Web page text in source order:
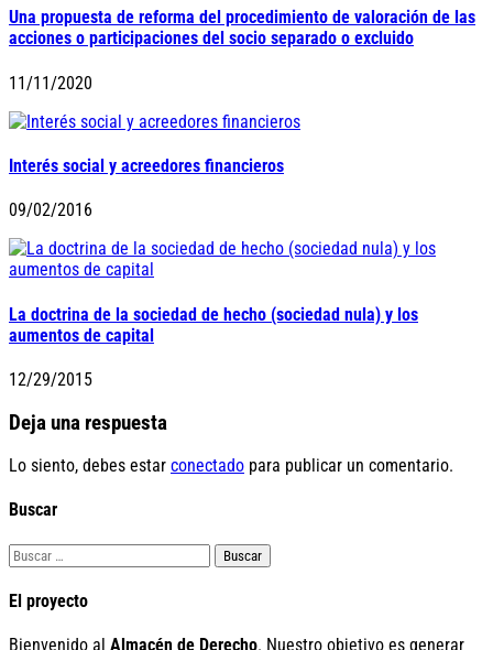
Una propuesta de reforma del procedimiento de valoración de las
acciones o participaciones del socio separado o excluido
11/11/2020
Interés social y acreedores financieros
09/02/2016
La doctrina de la sociedad de hecho (sociedad nula) y los
aumentos de capital
12/29/2015
Deja una respuesta
Lo siento, debes estar conectado para publicar un comentario.
Buscar
Buscar:
El proyecto
Bienvenido al Almacén de Derecho. Nuestro objetivo es generar